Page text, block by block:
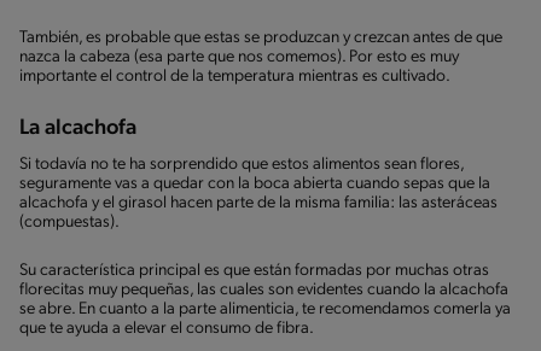
También, es probable que estas se produzcan y crezcan antes de que
nazca la cabeza (esa parte que nos comemos). Por esto es muy
importante el control de la temperatura mientras es cultivado.
La alcachofa
Si todavía no te ha sorprendido que estos alimentos sean flores,
seguramente vas a quedar con la boca abierta cuando sepas que la
alcachofa y el girasol hacen parte de la misma familia: las asteráceas
(compuestas).
Su característica principal es que están formadas por muchas otras
florecitas muy pequeñas, las cuales son evidentes cuando la alcachofa
se abre. En cuanto a la parte alimenticia, te recomendamos comerla ya
que te ayuda a elevar el consumo de fibra.